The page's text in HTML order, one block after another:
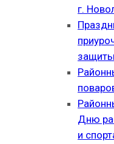
г.
Дню
и